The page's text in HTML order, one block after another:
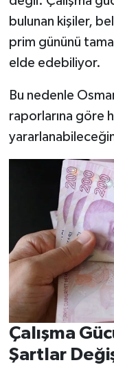
bulunan kişiler,
prim gününü
elde edebiliyor.
Bu nedenle
raporlarına göre
Çalışma
Şartlar